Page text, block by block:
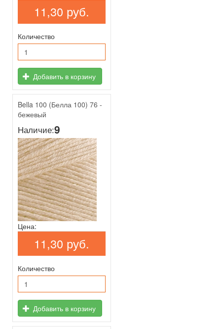
11,30 руб.
Количество
Добавить в корзину
Bella 100 (Белла 100) 76 -
бежевый
Наличие:9
Цена:
11,30 руб.
Количество
Добавить в корзину